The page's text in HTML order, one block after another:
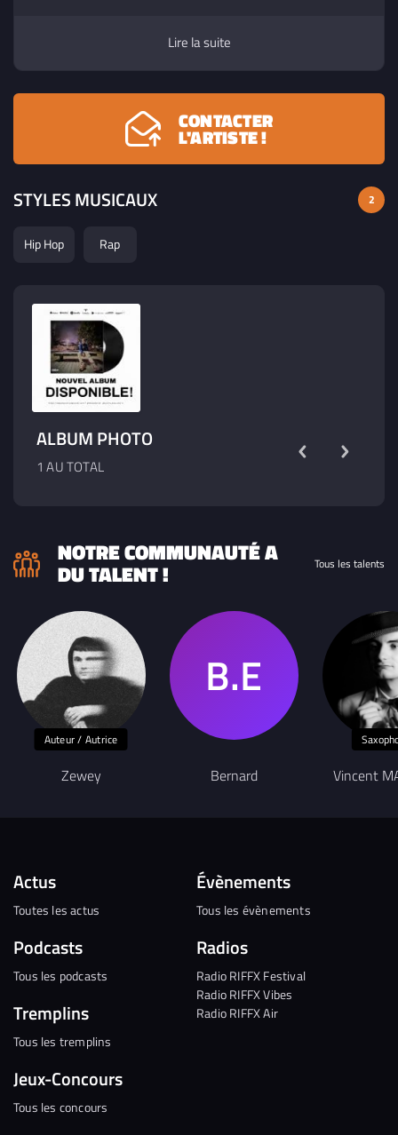
passionne depuis mon plus jeune âge. J’ai collaborer avec
MkashProd’, producteur hip-hop français pour réaliser un
mini album « Appelle-moi Julien » disponible depuis le 15
sur des instrumentales percutantes! La maîtrise de la
plume dans les rimes tranchantes est la qualité principale
Lire la suite
CONTACTER
L'ARTISTE !
STYLES MUSICAUX 2
Hip Hop Rap
ALBUM PHOTO
1 AU TOTAL
NOTRE COMMUNAUTÉ A
DU TALENT ! Tous les talents
Auteur / Autrice
Zewey Bernard Vincent
Actus
Toutes les actus
Podcasts
Tous les podcasts
Tremplins
Tous les tremplins
Jeux-Concours
Tous les concours
Évènements
Tous les évènements
Radios
Radio RIFFX Festival
Radio RIFFX Vibes
Radio RIFFX Air